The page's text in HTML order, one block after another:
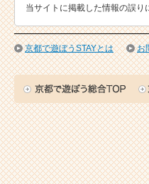
当サイトに掲載した情報の誤
京都で遊ぼうSTAYとは お